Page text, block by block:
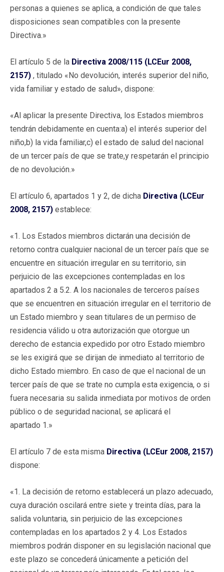
personas a quienes se aplica, a condición de que tales
disposiciones sean compatibles con la presente
Directiva.»
El artículo 5 de la Directiva 2008/115 (LCEur 2008,
2157) , titulado «No devolución, interés superior del niño,
vida familiar y estado de salud», dispone:
«Al aplicar la presente Directiva, los Estados miembros
tendrán debidamente en cuenta:a) el interés superior del
niño,b) la vida familiar,c) el estado de salud del nacional
de un tercer país de que se trate,y respetarán el principio
de no devolución.»
El artículo 6, apartados 1 y 2, de dicha Directiva (LCEur
2008, 2157) establece:
«1. Los Estados miembros dictarán una decisión de
retorno contra cualquier nacional de un tercer país que se
encuentre en situación irregular en su territorio, sin
perjuicio de las excepciones contempladas en los
apartados 2 a 5.2. A los nacionales de terceros países
que se encuentren en situación irregular en el territorio de
un Estado miembro y sean titulares de un permiso de
residencia válido u otra autorización que otorgue un
derecho de estancia expedido por otro Estado miembro
se les exigirá que se dirijan de inmediato al territorio de
dicho Estado miembro. En caso de que el nacional de un
tercer país de que se trate no cumpla esta exigencia, o si
fuera necesaria su salida inmediata por motivos de orden
público o de seguridad nacional, se aplicará el
apartado 1.»
El artículo 7 de esta misma Directiva (LCEur 2008, 2157)
dispone:
«1. La decisión de retorno establecerá un plazo adecuado,
cuya duración oscilará entre siete y treinta días, para la
salida voluntaria, sin perjuicio de las excepciones
contempladas en los apartados 2 y 4. Los Estados
miembros podrán disponer en su legislación nacional que
este plazo se concederá únicamente a petición del